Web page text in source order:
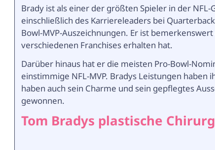
Brady ist als einer der größten Spieler in der
einschließlich des Karriereleaders bei
Bowl-MVP-Auszeichnungen. Er ist
verschiedenen Franchises erhalten hat.
Darüber hinaus hat er die meisten Pro-Bowl-
einstimmige NFL-MVP. Bradys Leistungen haben
haben auch sein Charme und sein gepflegtes
gewonnen.
Tom Bradys plastische